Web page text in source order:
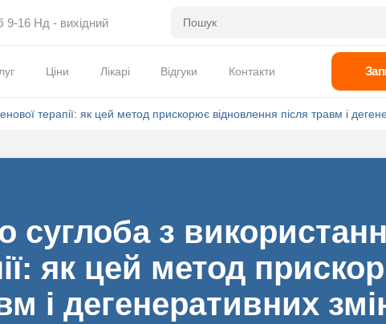
16 Нд - вихідний
Ціни Лікарі Відгуки Контакти
терапії: як цей метод прискорює відновлення після травм і
суглоба з
як цей метод
і дегенеративних